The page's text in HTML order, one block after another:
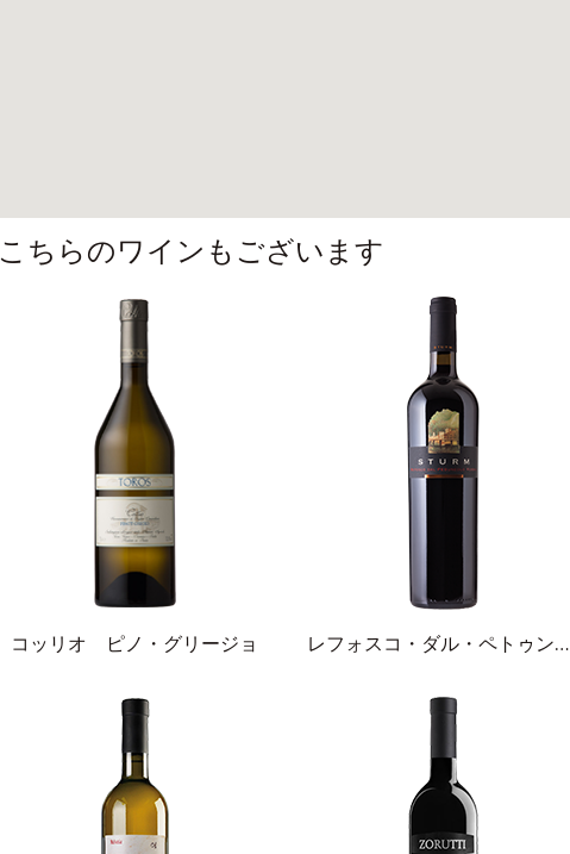
こちらのワインもございます
コッリオ ピノ・グリージョ レフォスコ・ダル・ペトゥンゴロ・ロッソ